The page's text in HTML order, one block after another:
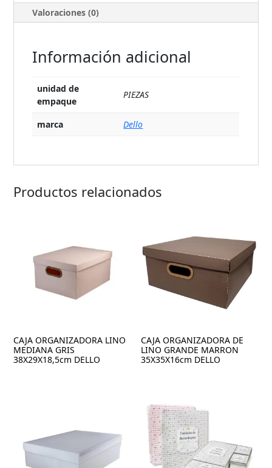
Valoraciones (0)
Información adicional
unidad de
empaque
PIEZAS
marca Dello
Productos relacionados
CAJA ORGANIZADORA LINO
MEDIANA GRIS
38X29X18,5cm DELLO
CAJA ORGANIZADORA DE
LINO GRANDE MARRON
35X35X16cm DELLO